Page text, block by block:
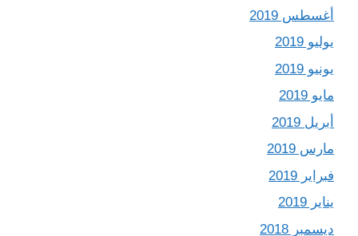
أغسطس 2019
يوليو 2019
يونيو 2019
مايو 2019
أبريل 2019
مارس 2019
فبراير 2019
يناير 2019
ديسمبر 2018